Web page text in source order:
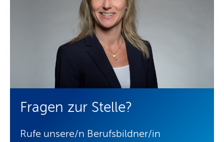
Fragen zur Stelle?
Rufe unsere/n Berufsbildner/in